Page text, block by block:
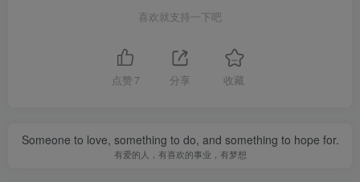
喜欢就支持一下吧
点赞 7 分享 收藏
Someone to love, something to do, and something to hope for.
有爱的人，有喜欢的事业，有梦想